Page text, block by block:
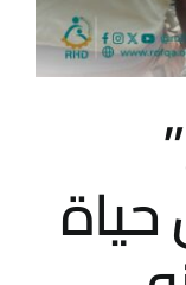
حياة